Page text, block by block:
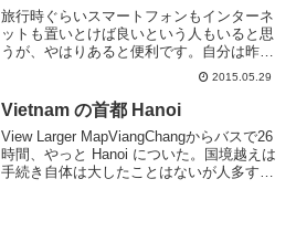
旅行時ぐらいスマートフォンもインターネ
ットも置いとけば良いという人もいると思
うが、やはりあると便利です。自分は昨年
11月から海外にいて最初のフィリピン以外
ではプリペイド SIM を契約してスマート
フォンでデータ通信が使えるようにしてい
2015.05.29
Vietnam の首都 Hanoi
View Larger MapViangChangからバスで26
時間、やっと Hanoi についた。国境越えは
手続き自体は大したことはないが人多すぎ